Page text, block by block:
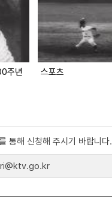
주년 스포츠
통해 신청해 주시기 바랍니다.